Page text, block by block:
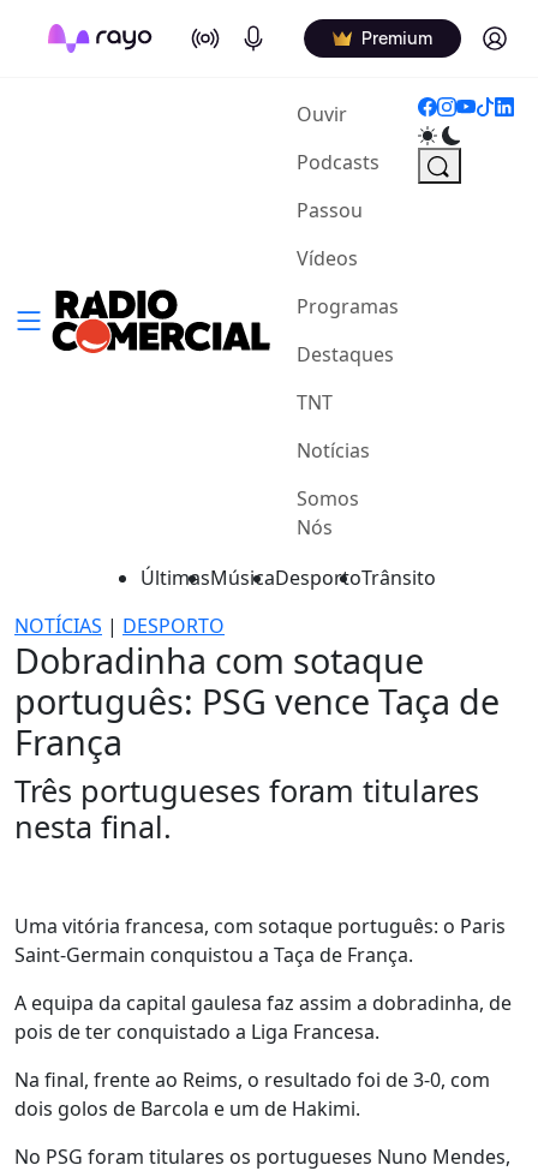
On Air Podcasts Premium Log in
Ouvir(current)
Podcasts
Passou
Vídeos
Programas
Destaques
TNT
Notícias
Somos
Nós
ÚltimasMúsicaDesportoTrânsito
NOTÍCIAS | DESPORTO
Dobradinha com sotaque
português: PSG vence Taça de
França
Três portugueses foram titulares
nesta final.
Uma vitória francesa, com sotaque português: o Paris
Saint-Germain conquistou a Taça de França.
A equipa da capital gaulesa faz assim a dobradinha, de
pois de ter conquistado a Liga Francesa.
Na final, frente ao Reims, o resultado foi de 3-0, com
dois golos de Barcola e um de Hakimi.
No PSG foram titulares os portugueses Nuno Mendes,